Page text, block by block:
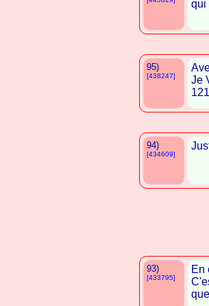
qui
95)
[438247]
Je
94)
[434609]
93)
[433795]
En